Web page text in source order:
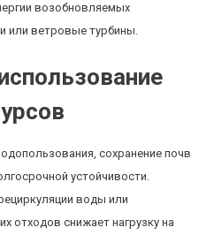
возобновляемых
или ветровые турбины.
сохранение почв
устойчивости.
воды или
отходов снижает нагрузку на